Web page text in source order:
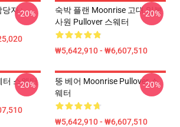
당자 :-20%
숙박 플랜 Moonrise 고대 일본
사원 Pullover 스웨터
₩5,642,910 - ₩6,607,510
-20%
터 스웨터
-20%
뚱 베어 Moonrise Pullover 스
웨터
₩5,642,910 - ₩6,607,510
-20%